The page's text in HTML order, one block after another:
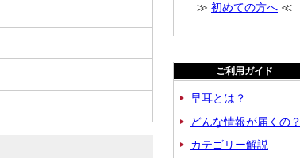
≫ 初めての方へ ≪
ご利用ガイド
早耳とは？
どんな情報が届くの？
カテゴリー解説